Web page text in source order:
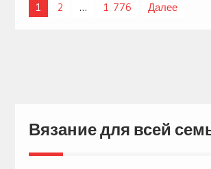
Навигация
1 2 … 1 776 Далее
Вязание для всей